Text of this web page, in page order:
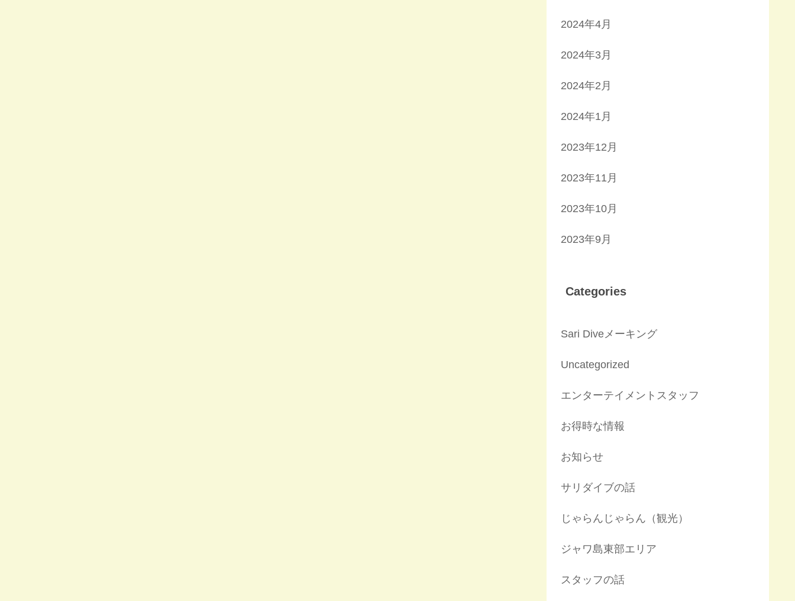
2024年4月
2024年3月
2024年2月
2024年1月
2023年12月
2023年11月
2023年10月
2023年9月
Categories
Sari Diveメーキング
Uncategorized
エンターテイメントスタッフ
お得時な情報
お知らせ
サリダイブの話
じゃらんじゃらん（観光）
ジャワ島東部エリア
スタッフの話